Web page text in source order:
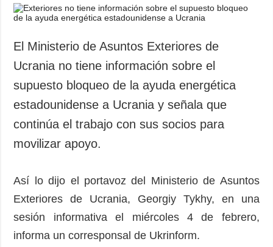
El Ministerio de Asuntos Exteriores de
Ucrania no tiene información sobre el
supuesto bloqueo de la ayuda energética
estadounidense a Ucrania y señala que
continúa el trabajo con sus socios para
movilizar apoyo.
Así lo dijo el portavoz del Ministerio de Asuntos
Exteriores de Ucrania, Georgiy Tykhy, en una
sesión informativa el miércoles 4 de febrero,
informa un corresponsal de Ukrinform.